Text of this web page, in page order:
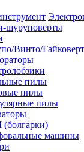
шуруповерты
Винто/
пилы
пилы
пилы
машины